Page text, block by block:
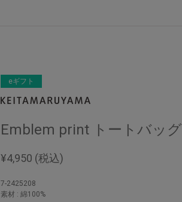
eギフト
Emblem print トートバッグ
¥4,950 (税込)
7-2425208
素材 : 綿100%